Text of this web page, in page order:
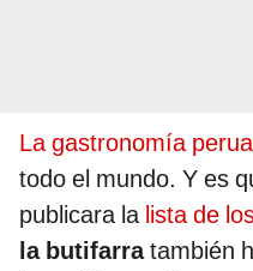
La gastronomía
todo el mundo. Y es
publicara lalista de
la butifarratambién